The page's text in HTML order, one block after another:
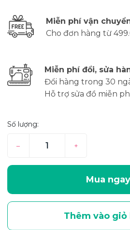
Miễn phí vận
Cho đơn hàng từ
Miễn phí đổi, sửa
Đổi hàng trong 30
Hỗ trợ sửa đồ miễn
Số lượng:
– +
Mua ngay
Thêm vào giỏ